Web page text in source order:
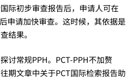
际初步审查报告后，申请人可在
申请加快审查。这时候，其依据是
结果。
讨常规PPH。PCT-PPH不加赘
期文章中关于PCT国际检索报告助